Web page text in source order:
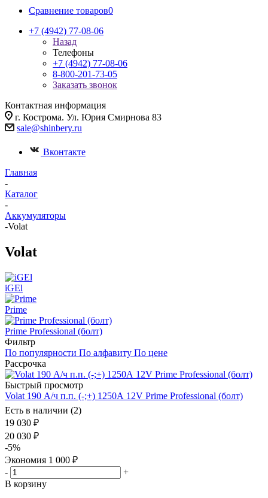
Сравнение товаров0
+7 (4942) 77-08-06
Назад
Телефоны
+7 (4942) 77-08-06
8-800-201-73-05
Заказать звонок
Контактная информация
г. Кострома. Ул. Юрия Смирнова 83
sale@shinbery.ru
Вконтакте
Главная
-
Каталог
-
Аккумуляторы
-Volat
Volat
iGEl
Prime
Prime Professional (болт)
Фильтр
По популярности По алфавиту По цене
Рассрочка
Быстрый просмотр
Volat 190 А/ч п.п. (-;+) 1250А 12V Prime Professional (болт)
Есть в наличии (2)
19 030 ₽
20 030 ₽
-5%
Экономия 1 000 ₽
-
+
В корзину